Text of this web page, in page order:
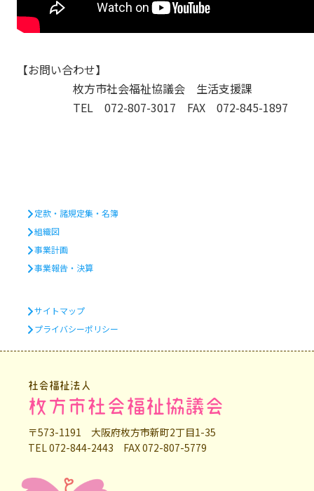
【お問い合わせ】
枚方市社会福祉協議会 生活支援課
TEL 072-807-3017 FAX 072-845-1897
定款・諸規定集・名簿
組織図
事業計画
事業報告・決算
サイトマップ
プライバシーポリシー
社会福祉法人
枚方市社会福祉協議会
〒573-1191 大阪府枚方市新町2丁目1-35
TEL 072-844-2443 FAX 072-807-5779